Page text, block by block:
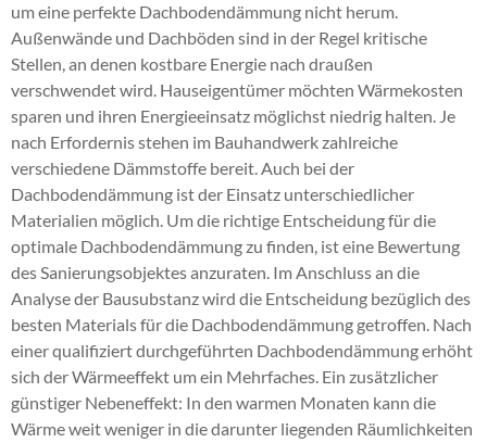
um eine perfekte Dachbodendämmung nicht herum.
Außenwände und Dachböden sind in der Regel kritische
Stellen, an denen kostbare Energie nach draußen
verschwendet wird. Hauseigentümer möchten Wärmekosten
sparen und ihren Energieeinsatz möglichst niedrig halten. Je
nach Erfordernis stehen im Bauhandwerk zahlreiche
verschiedene Dämmstoffe bereit. Auch bei der
Dachbodendämmung ist der Einsatz unterschiedlicher
Materialien möglich. Um die richtige Entscheidung für die
optimale Dachbodendämmung zu finden, ist eine Bewertung
des Sanierungsobjektes anzuraten. Im Anschluss an die
Analyse der Bausubstanz wird die Entscheidung bezüglich des
besten Materials für die Dachbodendämmung getroffen. Nach
einer qualifiziert durchgeführten Dachbodendämmung erhöht
sich der Wärmeeffekt um ein Mehrfaches. Ein zusätzlicher
günstiger Nebeneffekt: In den warmen Monaten kann die
Wärme weit weniger in die darunter liegenden Räumlichkeiten